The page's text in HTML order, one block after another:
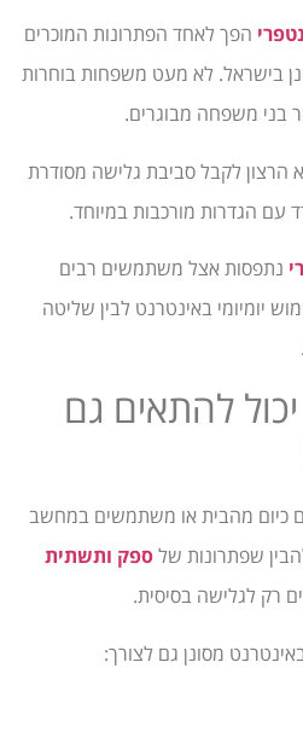
נטפרי הפך לאחד הפתרונות המוכרים
בישראל. לא מעט משפחות בוחרות
בני משפחה מבוגרים.
הרצון לקבל סביבת גלישה מסודרת
עם הגדרות מורכבות במיוחד.
נתפסות אצל משתמשים רבים
יומיומי באינטרנט לבין שליטה
להתאים גם
כיום מהבית או משתמשים במחשב
שפתרונות שלספק ותשתית
רק לגלישה בסיסית.
מסונן גם לצורך: